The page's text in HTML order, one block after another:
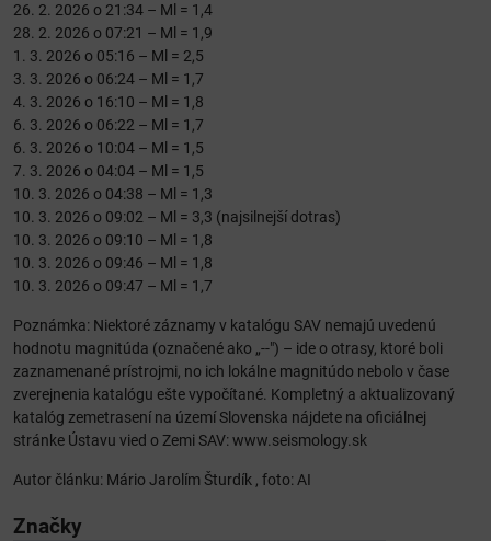
26. 2. 2026 o 21:34 – Ml = 1,4
28. 2. 2026 o 07:21 – Ml = 1,9
1. 3. 2026 o 05:16 – Ml = 2,5
3. 3. 2026 o 06:24 – Ml = 1,7
4. 3. 2026 o 16:10 – Ml = 1,8
6. 3. 2026 o 06:22 – Ml = 1,7
6. 3. 2026 o 10:04 – Ml = 1,5
7. 3. 2026 o 04:04 – Ml = 1,5
10. 3. 2026 o 04:38 – Ml = 1,3
10. 3. 2026 o 09:02 – Ml = 3,3 (najsilnejší dotras)
10. 3. 2026 o 09:10 – Ml = 1,8
10. 3. 2026 o 09:46 – Ml = 1,8
10. 3. 2026 o 09:47 – Ml = 1,7
Poznámka: Niektoré záznamy v katalógu SAV nemajú uvedenú
hodnotu magnitúda (označené ako „--") – ide o otrasy, ktoré boli
zaznamenané prístrojmi, no ich lokálne magnitúdo nebolo v čase
zverejnenia katalógu ešte vypočítané. Kompletný a aktualizovaný
katalóg zemetrasení na území Slovenska nájdete na oficiálnej
stránke Ústavu vied o Zemi SAV: www.seismology.sk
Autor článku: Mário Jarolím Šturdík , foto: AI
Značky